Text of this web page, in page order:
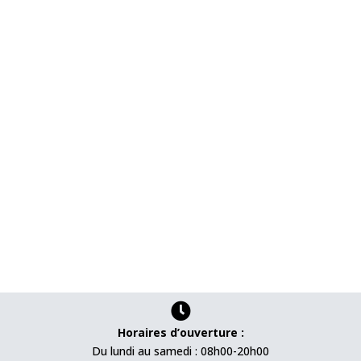

Horaires d’ouverture :
Du lundi au samedi : 08h00-20h00